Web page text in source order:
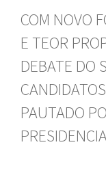
COM NOVO
E TEOR
DEBATE DO
PAUTADO